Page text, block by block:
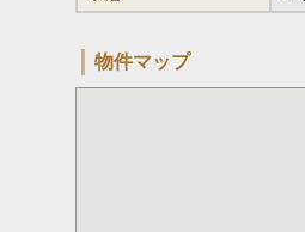
物件マップ